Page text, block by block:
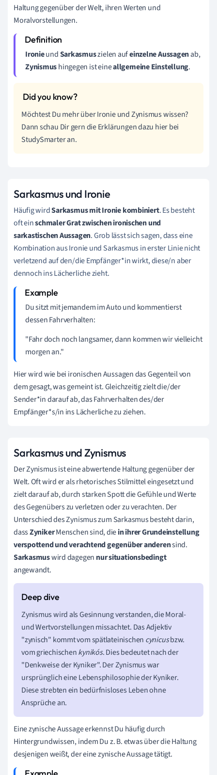
Haltung gegenüber der Welt, ihren Werten und
Moralvorstellungen.
IronieundSarkasmuszielen aufeinzelne Aussagenab,
Zynismushingegen ist eineallgemeine Einstellung.
Möchtest Du mehr über Ironie und Zynismus wissen?
Dann schau Dir gern die Erklärungen dazu hier bei
StudySmarter an.
Sarkasmus und Ironie
Häufig wirdSarkasmus mit Ironie kombiniert. Es besteht
oft einschmaler Grat zwischen ironischen und
sarkastischen Aussagen. Grob lässt sich sagen, dass eine
Kombination aus Ironie und Sarkasmus in erster Linie nicht
verletzend auf den/die Empfänger*in wirkt, diese/n aber
dennoch ins Lächerliche zieht.
Du sitzt mit jemandem im Auto und kommentierst
dessen Fahrverhalten:
"Fahr doch noch langsamer, dann kommen wir vielleicht
morgen an."
Hier wird wie bei ironischen Aussagen das Gegenteil von
dem gesagt, was gemeint ist. Gleichzeitig zielt die/der
Sender*in darauf ab, das Fahrverhalten des/der
Empfänger*s/in ins Lächerliche zu ziehen.
Sarkasmus und Zynismus
Der Zynismus ist eine abwertende Haltung gegenüber der
Welt. Oft wird er als rhetorisches Stilmittel eingesetzt und
zielt darauf ab, durch starken Spott die Gefühle und Werte
des Gegenübers zu verletzen oder zu verachten. Der
Unterschied des Zynismus zum Sarkasmus besteht darin,
dassZynikerMenschen sind, diein ihrer Grundeinstellung
verspottend und verachtend gegenüber anderensind.
Sarkasmuswird dagegen nur situationsbedingt
angewandt.
Zynismus wird als Gesinnung verstanden, die Moral-
und Wertvorstellungen missachtet. Das Adjektiv
"zynisch" kommt vom spätlateinischen cynicusbzw.
vom griechischenkynikós. Dies bedeutet nach der
"Denkweise der Kyniker". Der Zynismus war
ursprünglich eine Lebensphilosophie der Kyniker.
Diese strebten ein bedürfnisloses Leben ohne
Ansprüche an.
Eine zynische Aussage erkennst Du häufig durch
Hintergrundwissen, indem Du z. B. etwas über die Haltung
desjenigen weißt, der eine zynische Aussage tätigt.